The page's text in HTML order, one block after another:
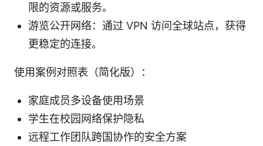
限的资源或服务。
游览公开网络：通过 VPN 访问全球站点，获得
更稳定的连接。
使用案例对照表（简化版）：
家庭成员多设备使用场景
学生在校园网络保护隐私
远程工作团队跨国协作的安全方案